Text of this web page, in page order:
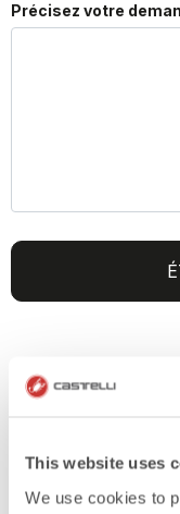
This website uses
We use cookies to
Précisez votre
ENVOYEZ-